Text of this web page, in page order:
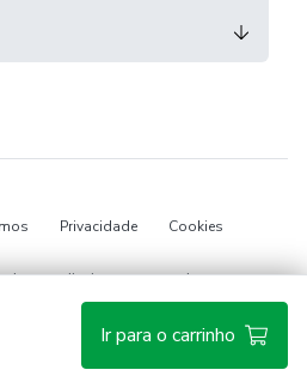
Ir para o carrinho
Privacidade Cookies
os direitos reservados.